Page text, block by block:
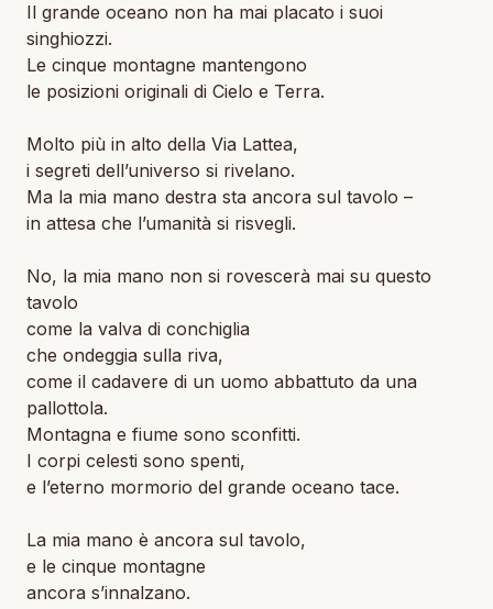
Il grande oceano non ha mai placato i suoi
singhiozzi.
Le cinque montagne mantengono
le posizioni originali di Cielo e Terra.
Molto più in alto della Via Lattea,
i segreti dell’universo si rivelano.
Ma la mia mano destra sta ancora sul tavolo –
in attesa che l’umanità si risvegli.
No, la mia mano non si rovescerà mai su questo
tavolo
come la valva di conchiglia
che ondeggia sulla riva,
come il cadavere di un uomo abbattuto da una
pallottola.
Montagna e fiume sono sconfitti.
I corpi celesti sono spenti,
e l’eterno mormorio del grande oceano tace.
La mia mano è ancora sul tavolo,
e le cinque montagne
ancora s’innalzano.